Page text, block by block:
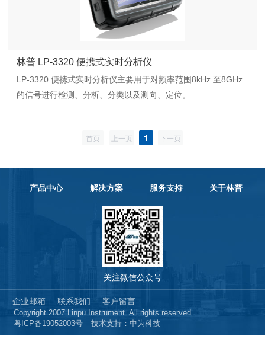
林普 LP-3320 便携式实时分析仪
LP-3320 便携式实时分析仪主要用于对频率范围8kHz 至8GHz
的信号进行检测、分析、分类以及测向、定位。
首页 上一页 1 下一页
产品中心 解决方案 服务支持 关于林普
关注微信公众号
企业邮箱 联系我们 客户留言
Copyright 2007 Linpu Instrument. All rights reserved.
粤ICP备19052003号
技术支持：中为科技